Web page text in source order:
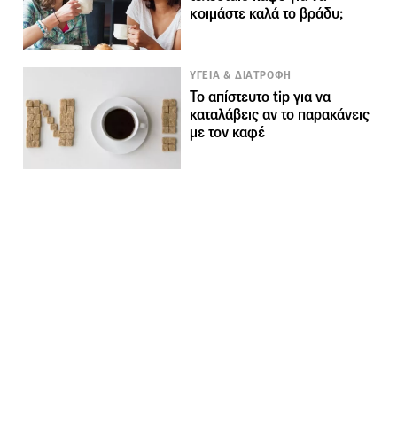
κοιμάστε καλά το βράδυ;
ΥΓΕΙΑ & ΔΙΑΤΡΟΦΗ
Το απίστευτο tip για να
καταλάβεις αν το παρακάνεις
με τον καφέ